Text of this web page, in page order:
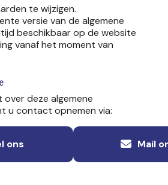
te wijzigen.
versie van de algemene
beschikbaar op de website
vanaf het moment van
over deze algemene
u contact opnemen via:
ons Mail